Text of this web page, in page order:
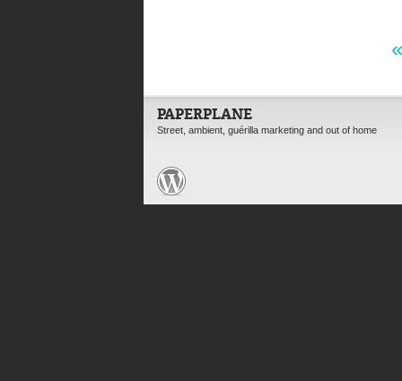
«
PAPERPLANE
Street, ambient, guérilla marketing and out of home